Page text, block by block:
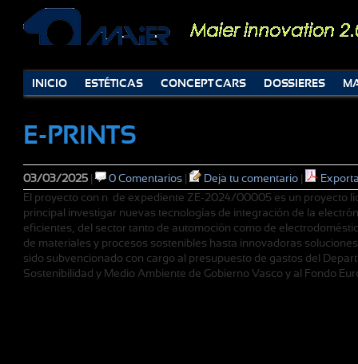
INICIO ESTÉTICAS CONCEPT CARS DOSSIERES
E-PRINTS
03/03/2025 | 0 Comentarios | Deja tu comentario |
El proyecto con nº de expediente ZE-2024/00005 es un proyecto
principal investigar nuevas tecnologías de integración de la
eficientes, del sector tanto de automoción como de
de materiales y procesos sostenibles hasta innovadoras
sido subvencionado con cargo al presupuesto de gastos del
Sostenibilidad y Medio Ambiente de Gobierno Vasco y al Fondo